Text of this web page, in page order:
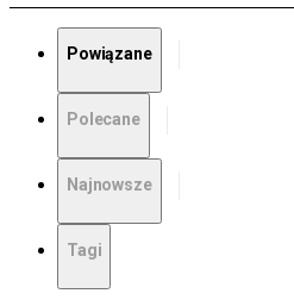
Powiązane
Polecane
Najnowsze
Tagi